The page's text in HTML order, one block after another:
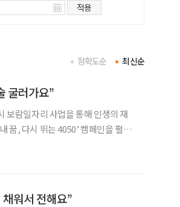
적용
최신순
정확도순
굴러가요”
보람일자리 사업을 통해 인생의 재
꿈, 다시 뛰는 4050’ 캠페인을 펼칩
워서 전해요”